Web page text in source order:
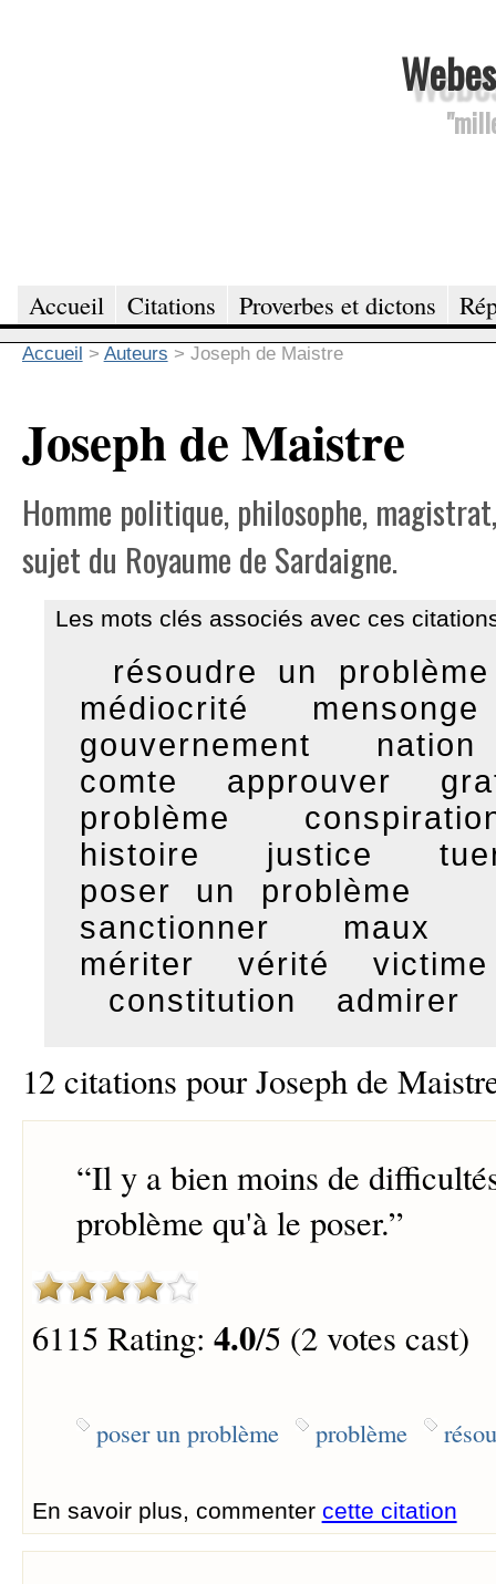
Accueil Citations Proverbes et dictons
Accueil > Auteurs > Joseph de Maistre
Joseph de Maistre
Homme politique, philosophe,
sujet du Royaume de Sardaigne.
Les mots clés associés avec ces
résoudre un problème
médiocrité
mensonge
gouvernement
nation
comte
approuver
problème
histoire
justice
poser un problème
sanctionner
maux
mériter
vérité
victime
constitution
admirer
12 citations pour Joseph de
“Il y a bien moins de
problème qu'à le poser.”
6115 Rating: 4.0/5 (2 votes cast)
poser un problème problème
En savoir plus, commenter cette citation